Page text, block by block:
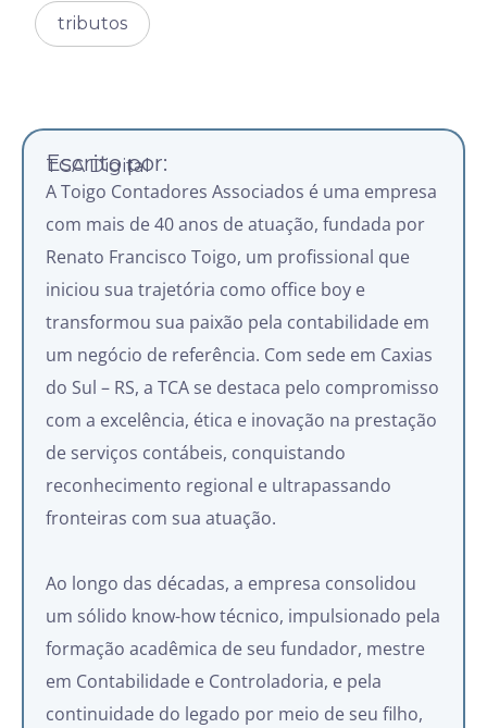
tributos
Escrito por:
TCA Digital
A Toigo Contadores Associados é uma empresa
com mais de 40 anos de atuação, fundada por
Renato Francisco Toigo, um profissional que
iniciou sua trajetória como office boy e
transformou sua paixão pela contabilidade em
um negócio de referência. Com sede em Caxias
do Sul – RS, a TCA se destaca pelo compromisso
com a excelência, ética e inovação na prestação
de serviços contábeis, conquistando
reconhecimento regional e ultrapassando
fronteiras com sua atuação.
Ao longo das décadas, a empresa consolidou
um sólido know-how técnico, impulsionado pela
formação acadêmica de seu fundador, mestre
em Contabilidade e Controladoria, e pela
continuidade do legado por meio de seu filho,